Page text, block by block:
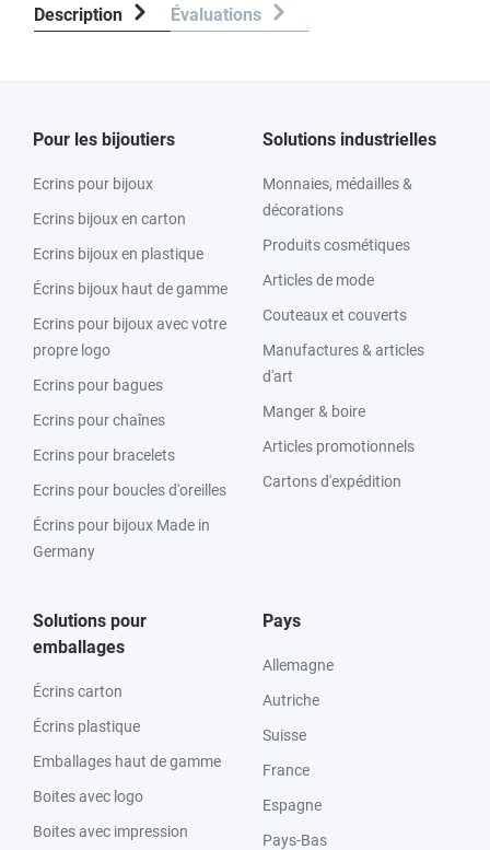
Description Évaluations
Pour les bijoutiers
Ecrins pour bijoux
Ecrins bijoux en carton
Ecrins bijoux en plastique
Écrins bijoux haut de gamme
Ecrins pour bijoux avec votre
propre logo
Ecrins pour bagues
Ecrins pour chaînes
Ecrins pour bracelets
Ecrins pour boucles d'oreilles
Écrins pour bijoux Made in
Germany
Solutions industrielles
Monnaies, médailles &
décorations
Produits cosmétiques
Articles de mode
Couteaux et couverts
Manufactures & articles
d'art
Manger & boire
Articles promotionnels
Cartons d'expédition
Solutions pour
emballages
Écrins carton
Écrins plastique
Emballages haut de gamme
Boites avec logo
Boites avec impression
Pays
Allemagne
Autriche
Suisse
France
Espagne
Pays-Bas